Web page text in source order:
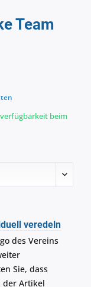
Team
beim
veredeln
des Vereins
Sie, dass
der Artikel